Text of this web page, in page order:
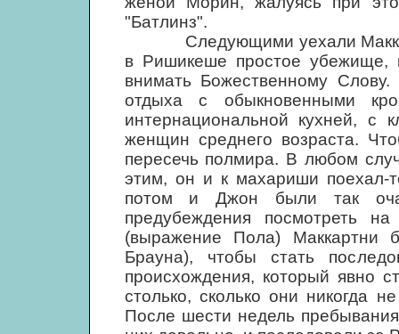
"Батлинз".
Следующими уехали
в Ришикеше простое убежище,
внимать Божественному
отдыха с обыкновенными
интернациональной кухней, с
женщин среднего возраста.
пересечь полмира. В любом
этим, он и к махариши поехал-
потом и Джон были так
предубеждения посмотреть
(выражение Пола) Маккартни
Брауна), чтобы стать
происхождения, который явно
столько, сколько они никогда
После шести недель